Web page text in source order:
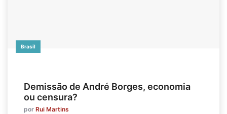
Brasil
Demissão de André Borges, economia
ou censura?
por Rui Martins